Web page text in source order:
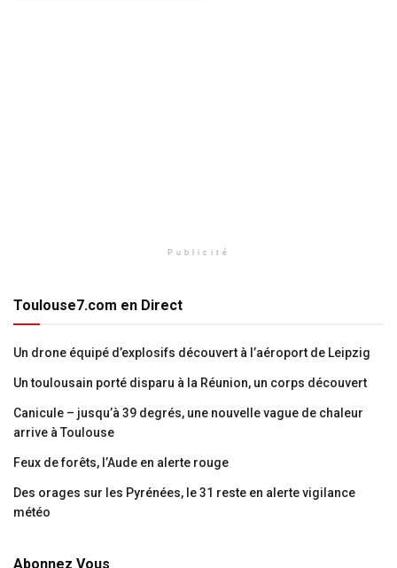
Publicité
Toulouse7.com en Direct
Un drone équipé d’explosifs découvert à l’aéroport de Leipzig
Un toulousain porté disparu à la Réunion, un corps découvert
Canicule – jusqu’à 39 degrés, une nouvelle vague de chaleur
arrive à Toulouse
Feux de forêts, l’Aude en alerte rouge
Des orages sur les Pyrénées, le 31 reste en alerte vigilance
météo
Abonnez Vous